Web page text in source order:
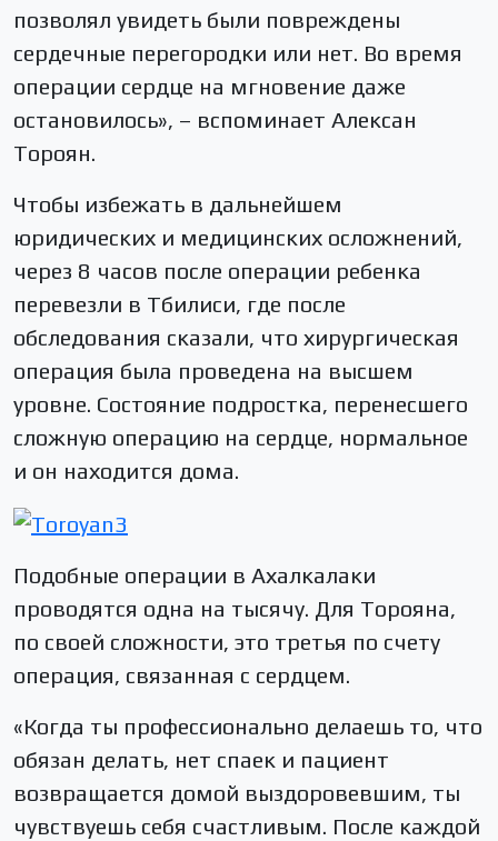
позволял увидеть были повреждены
сердечные перегородки или нет. Во время
операции сердце на мгновение даже
остановилось», – вспоминает Алексан
Тороян.
Чтобы избежать в дальнейшем
юридических и медицинских осложнений,
через 8 часов после операции ребенка
перевезли в Тбилиси, где после
обследования сказали, что хирургическая
операция была проведена на высшем
уровне. Состояние подростка, перенесшего
сложную операцию на сердце, нормальное
и он находится дома.
Подобные операции в Ахалкалаки
проводятся одна на тысячу. Для Торояна,
по своей сложности, это третья по счету
операция, связанная с сердцем.
«Когда ты профессионально делаешь то, что
обязан делать, нет спаек и пациент
возвращается домой выздоровевшим, ты
чувствуешь себя счастливым. После каждой